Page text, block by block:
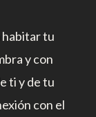
habitar tu
y con
ti y de tu
con el